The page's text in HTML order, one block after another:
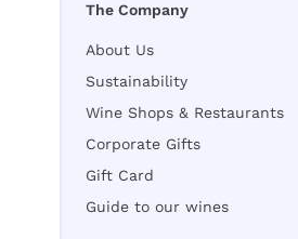
The Company
About Us
Sustainability
Wine Shops & Restaurants
Corporate Gifts
Gift Card
Guide to our wines